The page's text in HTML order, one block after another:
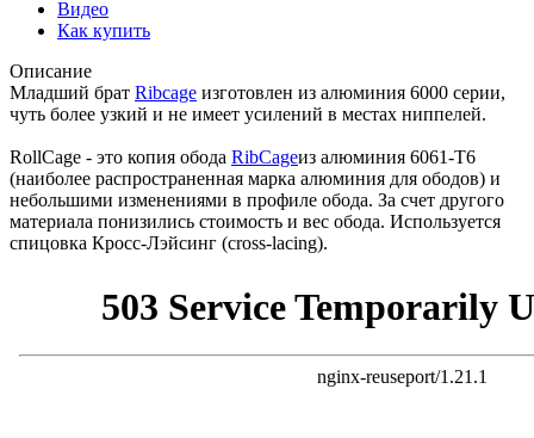
Видео
Как купить
Описание
Младший брат Ribcage изготовлен из алюминия 6000 серии,
чуть более узкий и не имеет усилений в местах ниппелей.
RollCage - это копия обода RibCageиз алюминия 6061-Т6
(наиболее распространенная марка алюминия для ободов) и
небольшими изменениями в профиле обода. За счет другого
материала понизились стоимость и вес обода. Используется
спицовка Кросс-Лэйсинг (cross-lacing).